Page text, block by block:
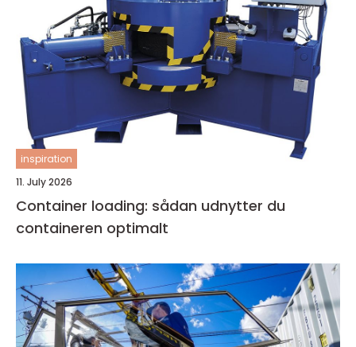
inspiration
11. July 2026
Container loading: sådan udnytter du
containeren optimalt